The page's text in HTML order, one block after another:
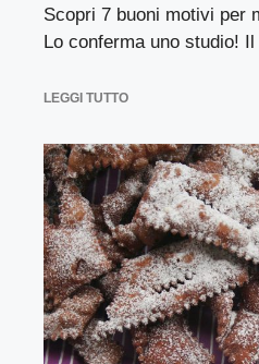
Scopri 7 buoni motivi per
Lo conferma uno studio!
LEGGI TUTTO